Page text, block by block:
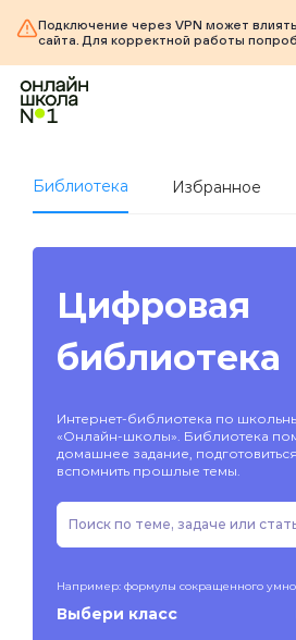
Подключение через VPN может
сайта. Для корректной работы
Библиотека Избранное
Цифровая
библиотека
Интернет-библиотека по
«Онлайн-школы». Библиотека
домашнее задание,
вспомнить прошлые темы.
Например: формулы сокращенного
Выбери класс